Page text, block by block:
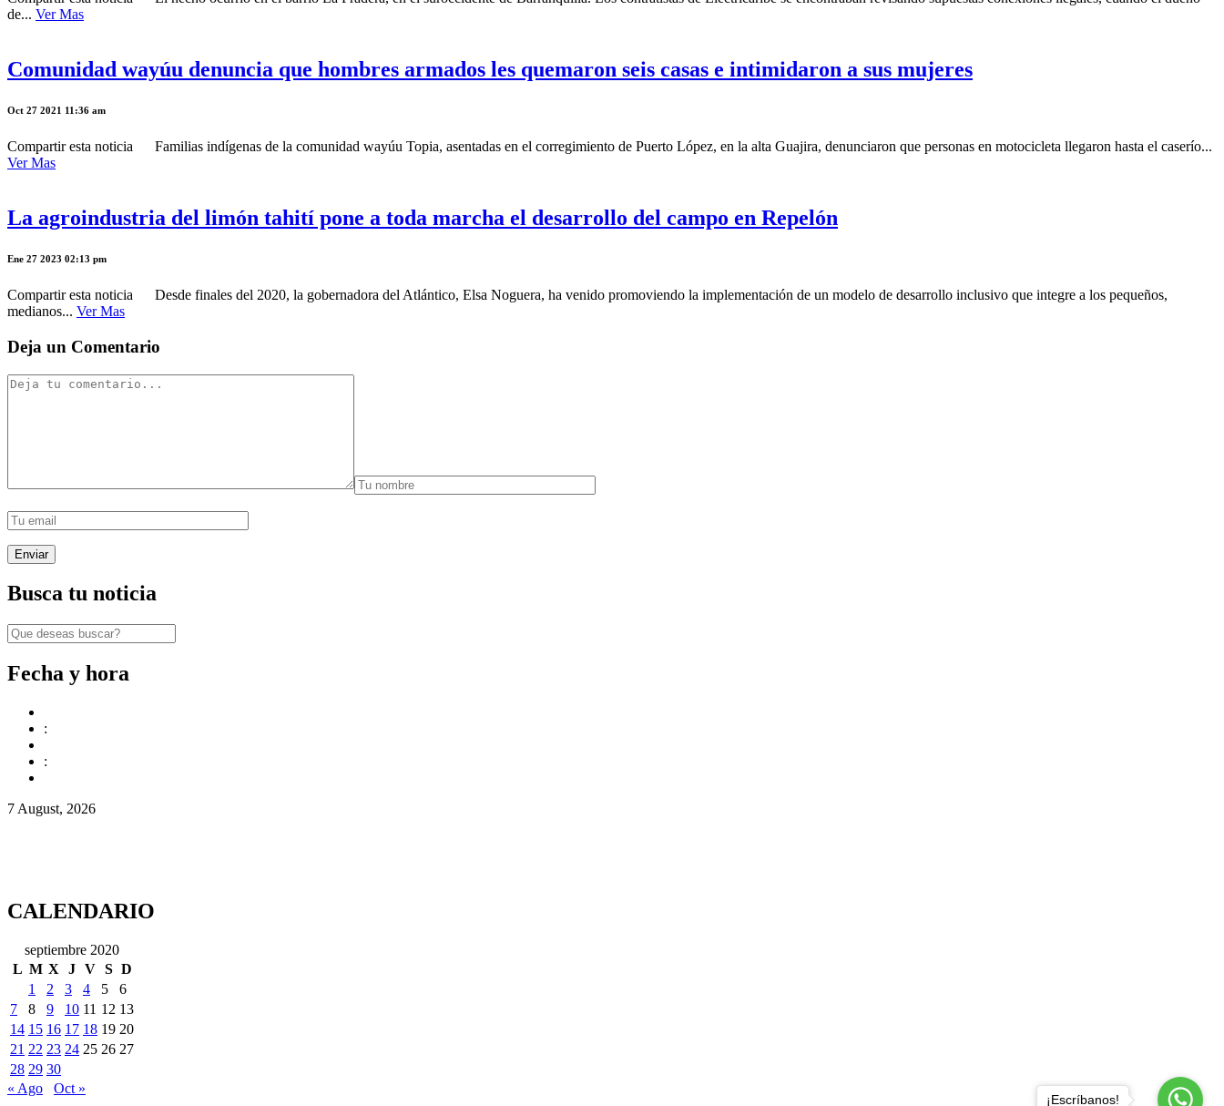
de... Ver Mas
Comunidad wayúu denuncia que hombres armados les quemaron seis casas e intimidaron a sus mujeres
Oct 27 2021 11:36 am
Compartir esta noticia Familias indígenas de la comunidad wayúu Topia, asentadas en el corregimiento de Puerto López, en la alta Guajira, denunciaron que personas en motocicleta llegaron hasta el caserío...
Ver Mas
La agroindustria del limón tahití pone a toda marcha el desarrollo del campo en Repelón
Ene 27 2023 02:13 pm
Compartir esta noticia Desde finales del 2020, la gobernadora del Atlántico, Elsa Noguera, ha venido promoviendo la implementación de un modelo de desarrollo inclusivo que integre a los pequeños,
medianos... Ver Mas
Deja un Comentario
Busca tu noticia
Fecha y hora
:
:
7 August, 2026
CALENDARIO
septiembre 2020
L M X J V S D
1
2 3 4 5
6
7
8 9 10 11 12 13
14 15 16 17 18 19 20
21 22 23 24 25 26 27
28 29 30
« Ago
Oct »
¡Escríbanos!